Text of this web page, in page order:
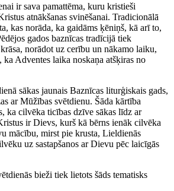
ir sava pamattēma, kuru kristieši
atnākšanas svinēšanai. Tradicionālā
kas norāda, ka gaidāms ķēniņš, kā arī to,
gados baznīcas tradīcijā tiek
norādot uz cerību un nākamo laiku,
Adventes laika noskaņa atšķiras no
sākas jaunais Baznīcas liturģiskais gads,
ar Mūžības svētdienu. Šāda kārtība
ka cilvēka ticības dzīve sākas līdz ar
ir Dievs, kurš kā bērns ienāk cilvēka
mācību, mirst pie krusta, Lieldienās
uz sastapšanos ar Dievu pēc laicīgās
bieži tiek lietots šāds tematisks